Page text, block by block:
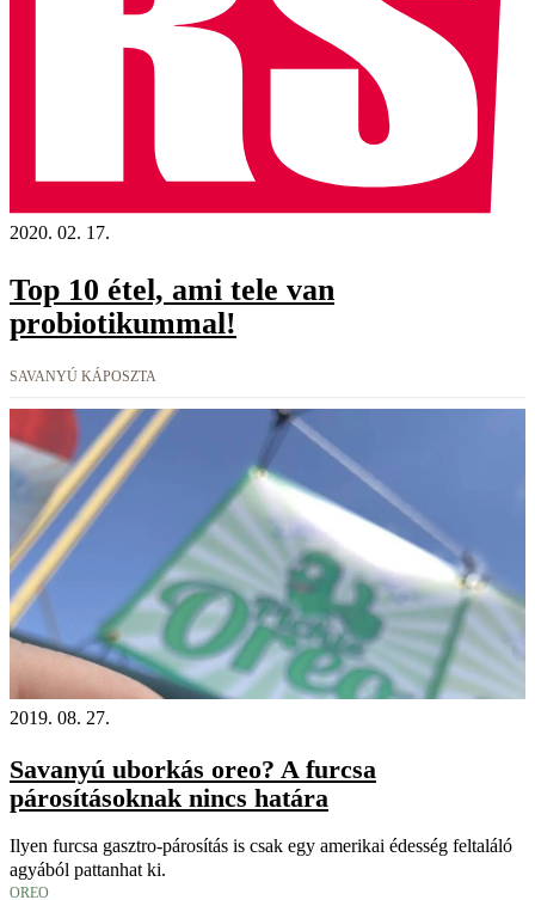
2020. 02. 17.
Top 10 étel, ami tele van
probiotikummal!
SAVANYÚ KÁPOSZTA
2019. 08. 27.
Savanyú uborkás oreo? A furcsa
párosításoknak nincs határa
Ilyen furcsa gasztro-párosítás is csak egy amerikai édesség feltaláló
agyából pattanhat ki.
OREO